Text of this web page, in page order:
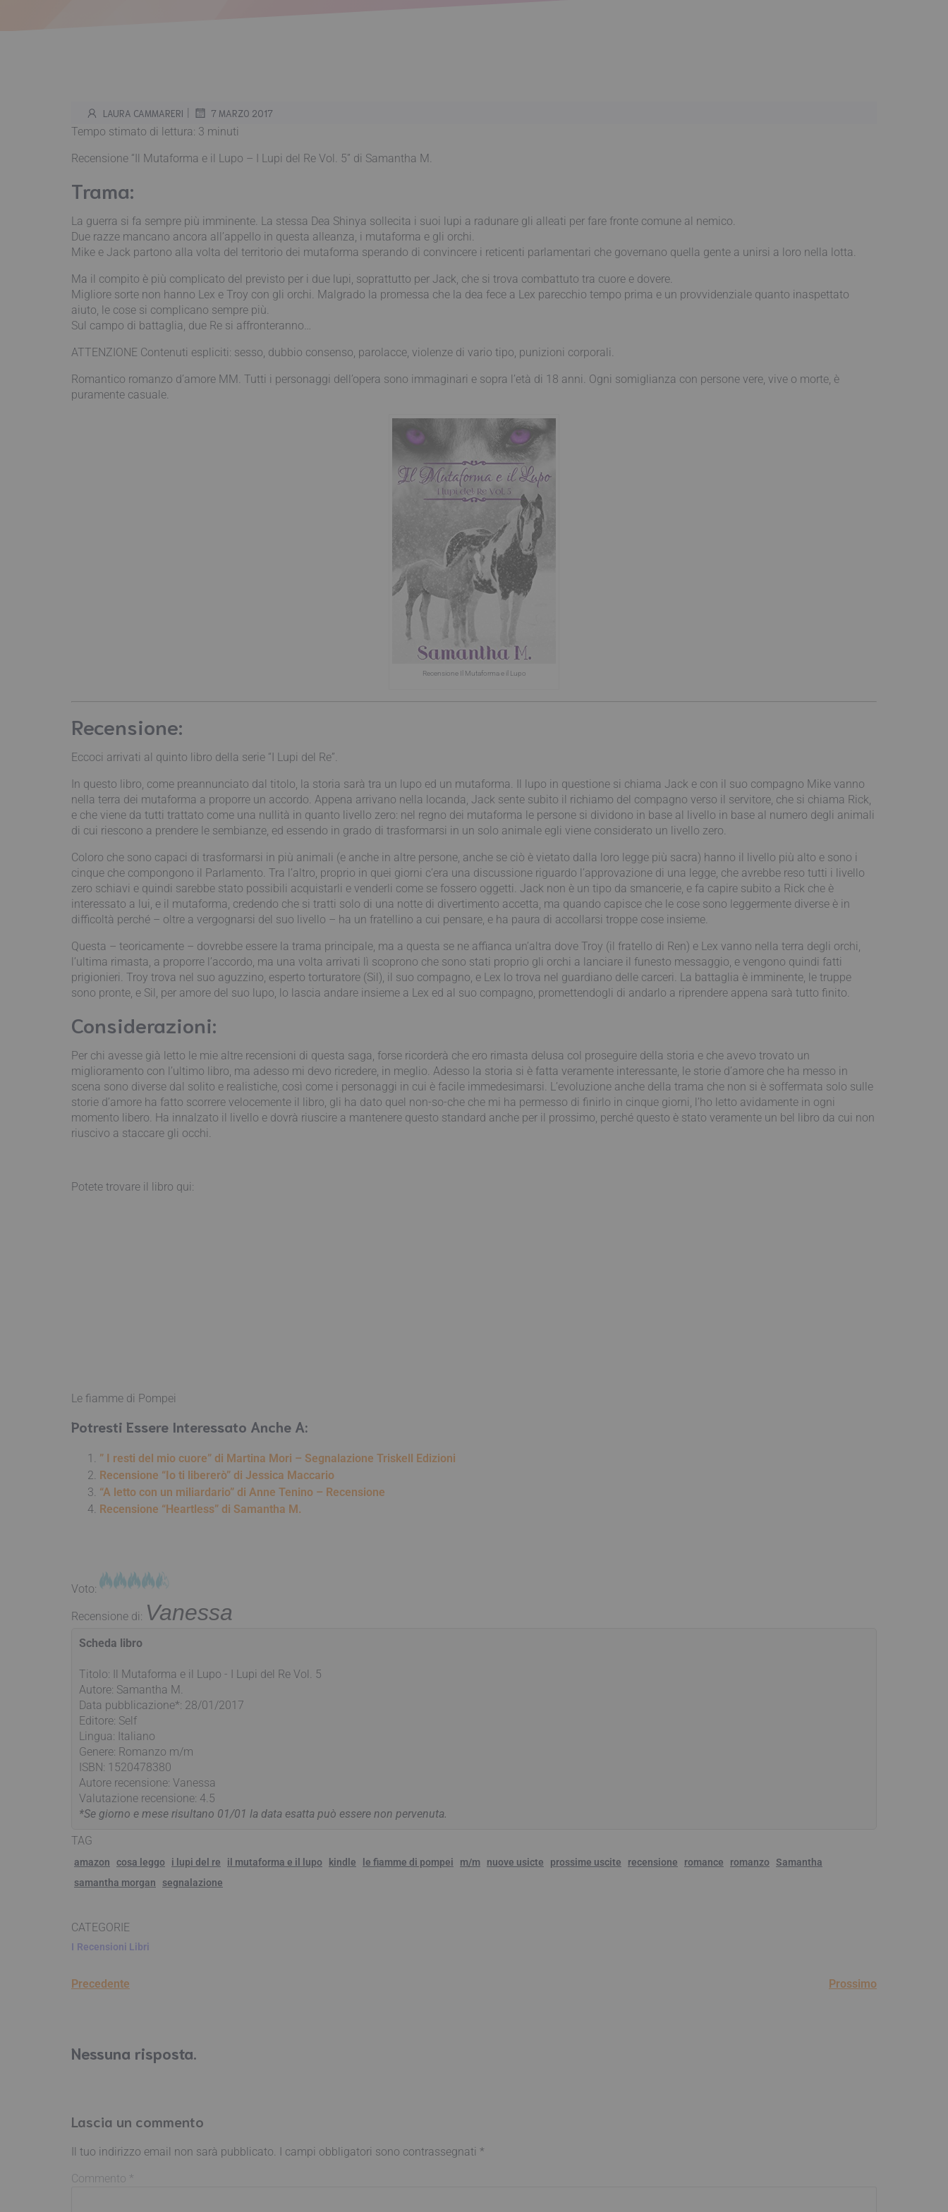
LAURA CAMMARERI | 7 MARZO 2017
Tempo stimato di lettura: 3 minuti
Recensione “Il Mutaforma e il Lupo – I Lupi del Re Vol. 5” di Samantha M.
Trama:
La guerra si fa sempre più imminente. La stessa Dea Shinya sollecita i suoi lupi a radunare gli alleati per fare fronte comune al nemico.
Due razze mancano ancora all’appello in questa alleanza, i mutaforma e gli orchi.
Mike e Jack partono alla volta del territorio dei mutaforma sperando di convincere i reticenti parlamentari che governano quella gente a unirsi a loro nella lotta.
Ma il compito è più complicato del previsto per i due lupi, soprattutto per Jack, che si trova combattuto tra cuore e dovere.
Migliore sorte non hanno Lex e Troy con gli orchi. Malgrado la promessa che la dea fece a Lex parecchio tempo prima e un provvidenziale quanto inaspettato
aiuto, le cose si complicano sempre più.
Sul campo di battaglia, due Re si affronteranno…
ATTENZIONE Contenuti espliciti: sesso, dubbio consenso, parolacce, violenze di vario tipo, punizioni corporali.
Romantico romanzo d’amore MM. Tutti i personaggi dell’opera sono immaginari e sopra l’età di 18 anni. Ogni somiglianza con persone vere, vive o morte, è
puramente casuale.
Recensione Il Mutaforma e il Lupo
Recensione:
Eccoci arrivati al quinto libro della serie “I Lupi del Re”.
In questo libro, come preannunciato dal titolo, la storia sarà tra un lupo ed un mutaforma. Il lupo in questione si chiama Jack e con il suo compagno Mike vanno
nella terra dei mutaforma a proporre un accordo. Appena arrivano nella locanda, Jack sente subito il richiamo del compagno verso il servitore, che si chiama Rick,
e che viene da tutti trattato come una nullità in quanto livello zero: nel regno dei mutaforma le persone si dividono in base al livello in base al numero degli animali
di cui riescono a prendere le sembianze, ed essendo in grado di trasformarsi in un solo animale egli viene considerato un livello zero.
Coloro che sono capaci di trasformarsi in più animali (e anche in altre persone, anche se ciò è vietato dalla loro legge più sacra) hanno il livello più alto e sono i
cinque che compongono il Parlamento. Tra l’altro, proprio in quei giorni c’era una discussione riguardo l’approvazione di una legge, che avrebbe reso tutti i livello
zero schiavi e quindi sarebbe stato possibili acquistarli e venderli come se fossero oggetti. Jack non è un tipo da smancerie, e fa capire subito a Rick che è
interessato a lui, e il mutaforma, credendo che si tratti solo di una notte di divertimento accetta, ma quando capisce che le cose sono leggermente diverse è in
difficoltà perché – oltre a vergognarsi del suo livello – ha un fratellino a cui pensare, e ha paura di accollarsi troppe cose insieme.
Questa – teoricamente – dovrebbe essere la trama principale, ma a questa se ne affianca un’altra dove Troy (il fratello di Ren) e Lex vanno nella terra degli orchi,
l’ultima rimasta, a proporre l’accordo, ma una volta arrivati lì scoprono che sono stati proprio gli orchi a lanciare il funesto messaggio, e vengono quindi fatti
prigionieri. Troy trova nel suo aguzzino, esperto torturatore (Sil), il suo compagno, e Lex lo trova nel guardiano delle carceri. La battaglia è imminente, le truppe
sono pronte, e Sil, per amore del suo lupo, lo lascia andare insieme a Lex ed al suo compagno, promettendogli di andarlo a riprendere appena sarà tutto finito.
Considerazioni:
Per chi avesse già letto le mie altre recensioni di questa saga, forse ricorderà che ero rimasta delusa col proseguire della storia e che avevo trovato un
miglioramento con l’ultimo libro, ma adesso mi devo ricredere, in meglio. Adesso la storia si è fatta veramente interessante, le storie d’amore che ha messo in
scena sono diverse dal solito e realistiche, così come i personaggi in cui è facile immedesimarsi. L’evoluzione anche della trama che non si è soffermata solo sulle
storie d’amore ha fatto scorrere velocemente il libro, gli ha dato quel non-so-che che mi ha permesso di finirlo in cinque giorni, l’ho letto avidamente in ogni
momento libero. Ha innalzato il livello e dovrà riuscire a mantenere questo standard anche per il prossimo, perché questo è stato veramente un bel libro da cui non
riuscivo a staccare gli occhi.
Potete trovare il libro qui:
Le fiamme di Pompei
Potresti Essere Interessato Anche A:
” I resti del mio cuore” di Martina Mori – Segnalazione Triskell Edizioni
Recensione “Io ti libererò” di Jessica Maccario
“A letto con un miliardario” di Anne Tenino – Recensione
Recensione “Heartless” di Samantha M.
Voto:
Recensione di: Vanessa
Scheda libro
Titolo: Il Mutaforma e il Lupo - I Lupi del Re Vol. 5
Autore: Samantha M.
Data pubblicazione*: 28/01/2017
Editore: Self
Lingua: Italiano
Genere: Romanzo m/m
ISBN: 1520478380
Autore recensione: Vanessa
Valutazione recensione: 4.5
*Se giorno e mese risultano 01/01 la data esatta può essere non pervenuta.
TAG
amazon cosa leggo i lupi del re il mutaforma e il lupo kindle le fiamme di pompei m/m nuove usicte prossime uscite recensione romance romanzo
Samantha
samantha morgan
segnalazione
CATEGORIE
I Recensioni Libri
Precedente Prossimo
Nessuna risposta.
Lascia un commento
Il tuo indirizzo email non sarà pubblicato. I campi obbligatori sono contrassegnati *
Commento *